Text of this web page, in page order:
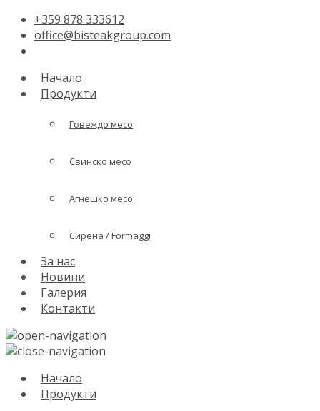
+359 878 333612
office@bisteakgroup.com
Начало
Продукти
Говеждо месо
Свинско месо
Агнешко месо
Сирена / Formaggi
За нас
Новини
Галерия
Контакти
Начало
Продукти